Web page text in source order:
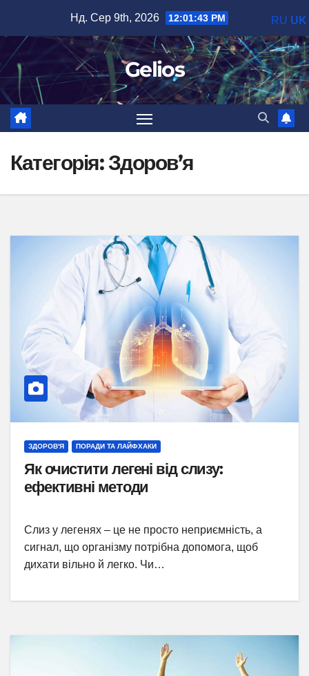
вмісту
Нд. Сер 9th, 2026 12:01:44 PM
Gelios
Категорія:Здоров’я
ЗДОРОВ'Я ПОРАДИ ТА ЛАЙФХАКИ
Як очистити легені від слизу:
ефективні методи
Слиз у легенях – це не просто неприємність, а
сигнал, що організму потрібна допомога, щоб
дихати вільно й легко. Чи…
RU UK